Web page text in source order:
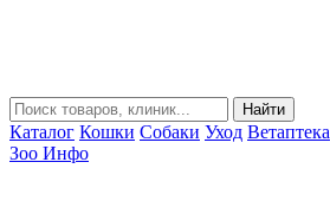
Найти
Каталог Кошки Собаки Уход Ветаптека
Зоо Инфо